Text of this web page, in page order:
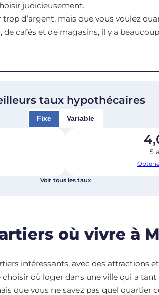
judicieusement.
d’argent, mais que vous voulez
de cafés et de magasins, il y a
taux hypothécaires
Fixe Variable
5
Voir tous les taux
où vivre à
intéressants, avec des attractions
où loger dans une ville qui a tant
que vous ne savez pas quel quartier